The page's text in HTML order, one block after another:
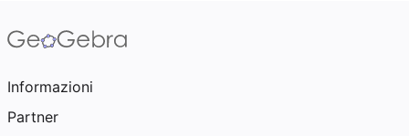
Informazioni
Partner